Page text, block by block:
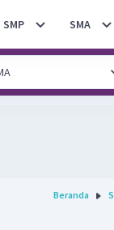
SMP SMA
Beranda